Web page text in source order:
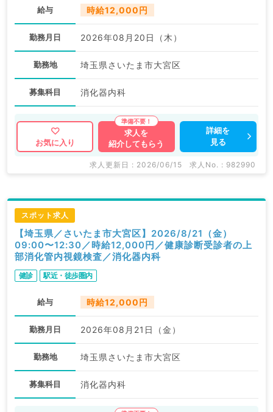
給与 時給12,000円
勤務月日 2026年08月20日（木）
勤務地 埼玉県さいたま市大宮区
募集科目 消化器内科
お気に入り
求人を
紹介してもらう
詳細を
見る
求人更新日 : 2026/06/15 求人No. : 982990
スポット求人
【埼玉県／さいたま市大宮区】2026/8/21（金）
09:00〜12:30／時給12,000円／健康診断受診者の上
部消化管内視鏡検査／消化器内科
健診 駅近・徒歩圏内
給与 時給12,000円
勤務月日 2026年08月21日（金）
勤務地 埼玉県さいたま市大宮区
募集科目 消化器内科